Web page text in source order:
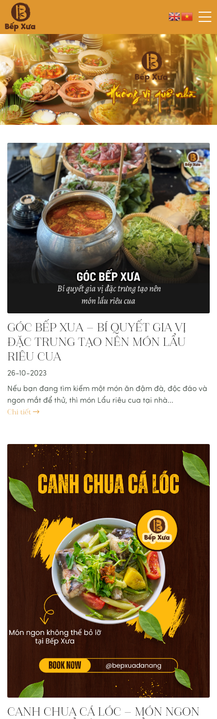
GÓC BẾP XƯA – BÍ QUYẾT GIA VỊ
ĐẶC TRƯNG TẠO NÊN MÓN LẨU
RIÊU CUA
26-10-2023
Nếu bạn đang tìm kiếm một món ăn đậm đà, độc đáo và
ngon mắt để thử, thì món Lẩu riêu cua tại nhà...
Chi tiết
CANH CHUA CÁ LÓC – MÓN NGON